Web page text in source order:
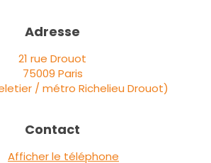
Adresse
21 rue Drouot
75009 Paris
/ métro Richelieu Drouot)
Contact
Afficher le téléphone